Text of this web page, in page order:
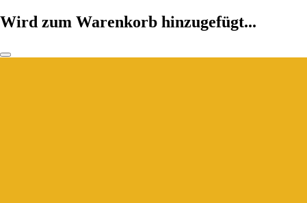
Wird zum Warenkorb hinzugefügt...